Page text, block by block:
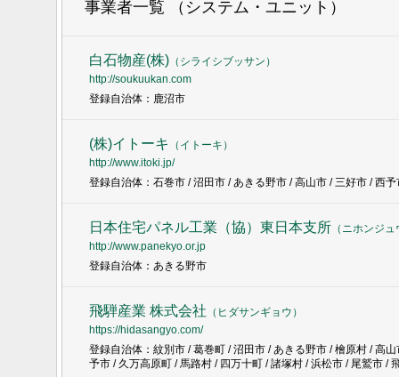
事業者一覧 （システム・ユニット）
白石物産(株)（ シライシブッサン ）
http://soukuukan.com
登録自治体：鹿沼市
(株)イトーキ （ イトーキ ）
http://www.itoki.jp/
登録自治体：石巻市 / 沼田市 / あきる野市 / 高山市 / 三好市 / 西
日本住宅パネル工業（協）東日本支所（ ニホンジ
http://www.panekyo.or.jp
登録自治体：あきる野市
飛騨産業 株式会社 （ ヒダサンギョウ ）
https://hidasangyo.com/
登録自治体：紋別市 / 葛巻町 / 沼田市 / あきる野市 / 檜原村 / 高
予市 / 久万高原町 / 馬路村 / 四万十町 / 諸塚村 / 浜松市 / 尾鷲市 /